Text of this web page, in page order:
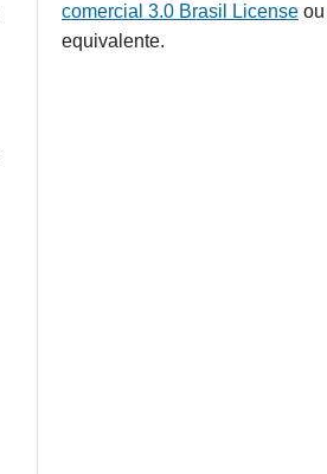
comercial 3.0 Brasil License
equivalente.